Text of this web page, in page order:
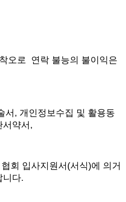
오로 연락 불능의 불이익은
, 개인정보수집 및 활용동
서약서,
회 입사지원서(서식)에 의거
니다.